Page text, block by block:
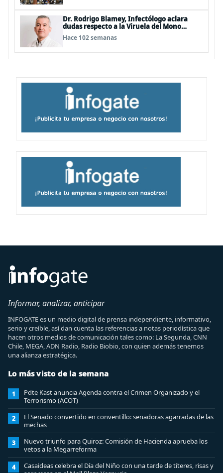
Dr. Rodrigo Blamey, Infectólogo aclara
dudas respecto a la Viruela del Mono
(MPOX)
Hace 102 semanas
Informar, analizar, anticipar
INFOGATE es un medio digital de prensa independiente, informativo,
serio y creíble, así dan cuenta las referencias a notas periodística que
hacen otros medios de comunicación tales como: La Segunda, CNN
Chile, MEGA, ADN Radio, Radio Biobio, con quien además tenemos
una alianza estratégica.
Lo más visto de la semana
1
Pdte Kast anuncia Agenda contra el Crimen Organizado y el
Terrorismo (ACOT)
2
El Senado convertido en conventillo: senadoras agarradas de las
mechas
3
Nuevo triunfo para Quiroz: Comisión de Hacienda aprueba los
vetos a la Megarreforma
4
Casaideas celebra el Día del Niño con una tarde de títeres, risas y